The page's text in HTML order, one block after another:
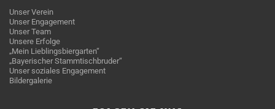
Unser Verein
Unser Engagement
Unser Team
Unsere Erfolge
„Mein Lieblingsbiergarten“
„Bayerischer Stammtischbruder“
Unser soziales Engagement
Bildergalerie